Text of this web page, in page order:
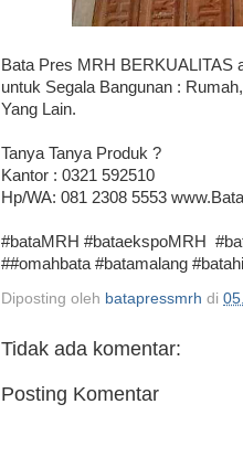
Bata Pres MRH BERKUALITAS
untuk Segala Bangunan :
Yang Lain.
Tanya Tanya Produk ?
Kantor : 0321 592510
Hp/WA: 081 2308 5553
#bataMRH #bataekspoMRH
##omahbata #batamalang
Diposting oleh batapressmrh di
Tidak ada komentar:
Posting Komentar